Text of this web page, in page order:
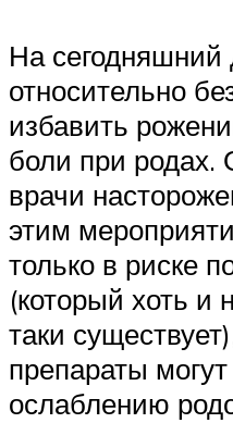
На сегодняшний
относительно
избавить
боли при родах.
врачи
этим
только в риске
(который хоть и
таки
препараты
ослаблению